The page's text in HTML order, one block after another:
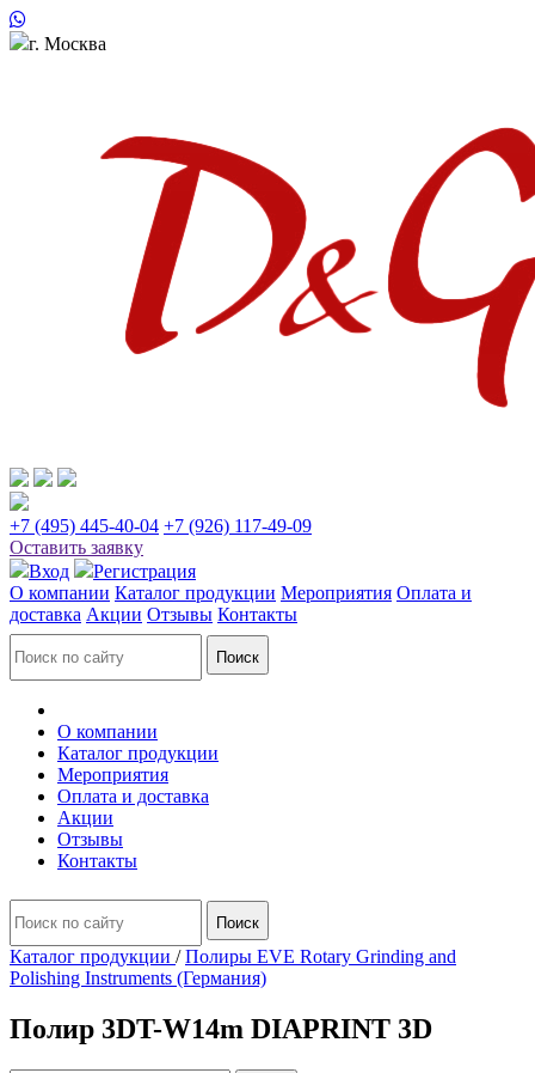
г. Москва
+7 (495) 445-40-04 +7 (926) 117-49-09
Оставить заявку
Вход
Регистрация
О компании Каталог продукции Мероприятия Оплата и
доставка Акции Отзывы Контакты
О компании
Каталог продукции
Мероприятия
Оплата и доставка
Акции
Отзывы
Контакты
Каталог продукции /Полиры EVE Rotary Grinding and
Polishing Instruments (Германия)
Полир 3DT-W14m DIAPRINT 3D